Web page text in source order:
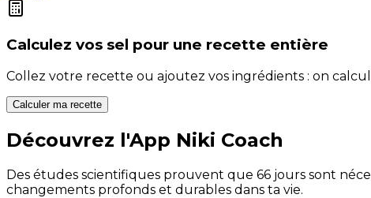
Calculez vos sel pour une recette entière
Collez votre recette ou ajoutez vos ingrédients : on
Calculer ma recette
Découvrez l'App Niki Coach
Des études scientifiques prouvent que 66 jours sont
changements profonds et durables dans ta vie.